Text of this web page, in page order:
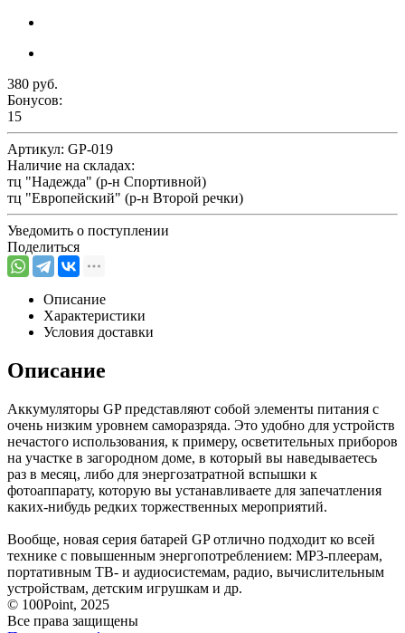
380 руб.
Бонусов:
15
Артикул: GP-019
Наличие на складах:
тц "Надежда" (р-н Спортивной)
тц "Европейский" (р-н Второй речки)
Уведомить о поступлении
Поделиться
Описание
Характеристики
Условия доставки
Описание
Аккумуляторы GP представляют собой элементы питания с
очень низким уровнем саморазряда. Это удобно для устройств
нечастого использования, к примеру, осветительных приборов
на участке в загородном доме, в который вы наведываетесь
раз в месяц, либо для энергозатратной вспышки к
фотоаппарату, которую вы устанавливаете для запечатления
каких-нибудь редких торжественных мероприятий.
Вообще, новая серия батарей GP отлично подходит ко всей
технике с повышенным энергопотреблением: MP3-плеерам,
портативным ТВ- и аудиосистемам, радио, вычислительным
устройствам, детским игрушкам и др.
© 100Point, 2025
Все права защищены